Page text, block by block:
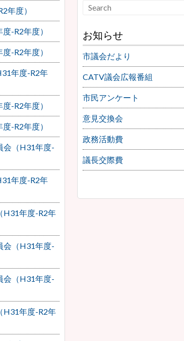
年度）
-R2年度）
-R2年度）
年度-R2年
-R2年度）
-R2年度）
会（H31年度-
年度-R2年
H31年度-R2年
会（H31年度-
会（H31年度-
H31年度-R2年
お知らせ
市議会だより
CATV議会広報番組
市民アンケート
意見交換会
政務活動費
議長交際費